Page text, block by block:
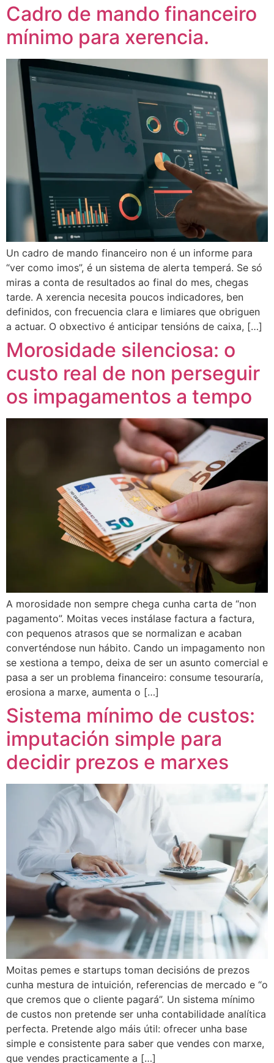
Cadro de mando financeiro
mínimo para xerencia.
Un cadro de mando financeiro non é un informe para
“ver como imos”, é un sistema de alerta temperá. Se só
miras a conta de resultados ao final do mes, chegas
tarde. A xerencia necesita poucos indicadores, ben
definidos, con frecuencia clara e limiares que obriguen
a actuar. O obxectivo é anticipar tensións de caixa, […]
Morosidade silenciosa: o
custo real de non perseguir
os impagamentos a tempo
A morosidade non sempre chega cunha carta de “non
pagamento”. Moitas veces instálase factura a factura,
con pequenos atrasos que se normalizan e acaban
converténdose nun hábito. Cando un impagamento non
se xestiona a tempo, deixa de ser un asunto comercial e
pasa a ser un problema financeiro: consume tesouraría,
erosiona a marxe, aumenta o […]
Sistema mínimo de custos:
imputación simple para
decidir prezos e marxes
Moitas pemes e startups toman decisións de prezos
cunha mestura de intuición, referencias de mercado e “o
que cremos que o cliente pagará”. Un sistema mínimo
de custos non pretende ser unha contabilidade analítica
perfecta. Pretende algo máis útil: ofrecer unha base
simple e consistente para saber que vendes con marxe,
que vendes practicamente a […]